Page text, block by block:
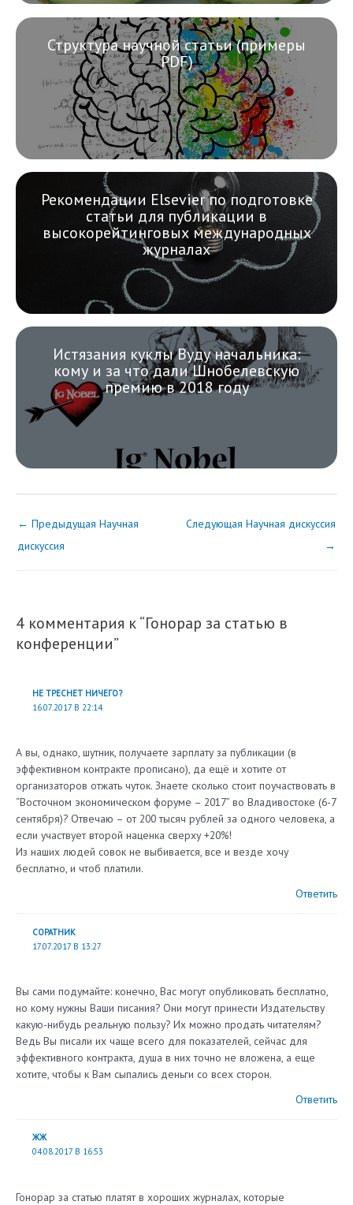
Структура научной статьи (примеры
PDF)
Рекомендации Elsevier по подготовке
статьи для публикации в
высокорейтинговых международных
журналах
Истязания куклы Вуду начальника:
кому и за что дали Шнобелевскую
премию в 2018 году
← Предыдущая Научная
дискуссия
Следующая Научная дискуссия
→
4 комментария к “Гонорар за статью в
конференции”
НЕ ТРЕСНЕТ НИЧЕГО?
16.07.2017 В 22:14
А вы, однако, шутник, получаете зарплату за публикации (в
эффективном контракте прописано), да ещё и хотите от
организаторов отжать чуток. Знаете сколько стоит поучаствовать в
“Восточном экономическом форуме – 2017” во Владивостоке (6-7
сентября)? Отвечаю – от 200 тысяч рублей за одного человека, а
если участвует второй наценка сверху +20%!
Из наших людей совок не выбивается, все и везде хочу
бесплатно, и чтоб платили.
Ответить
СОРАТНИК
17.07.2017 В 13:27
Вы сами подумайте: конечно, Вас могут опубликовать бесплатно,
но кому нужны Ваши писания? Они могут принести Издательству
какую-нибудь реальную пользу? Их можно продать читателям?
Ведь Вы писали их чаще всего для показателей, сейчас для
эффективного контракта, душа в них точно не вложена, а еще
хотите, чтобы к Вам сыпались деньги со всех сторон.
Ответить
ЖЖ
04.08.2017 В 16:53
Гонорар за статью платят в хороших журналах, которые